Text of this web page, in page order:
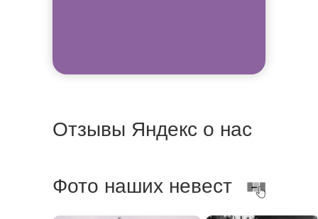
Отзывы Яндекс о нас
Фото наших невест